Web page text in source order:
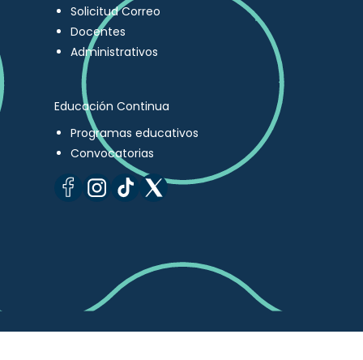
Solicitud Correo
Docentes
Administrativos
Educación Continua
Programas educativos
Convocatorias